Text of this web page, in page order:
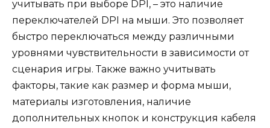
учитывать при выборе DPI, – это наличие
переключателей DPI на мыши. Это позволяет
быстро переключаться между различными
уровнями чувствительности в зависимости от
сценария игры. Также важно учитывать
факторы, такие как размер и форма мыши,
материалы изготовления, наличие
дополнительных кнопок и конструкция кабеля